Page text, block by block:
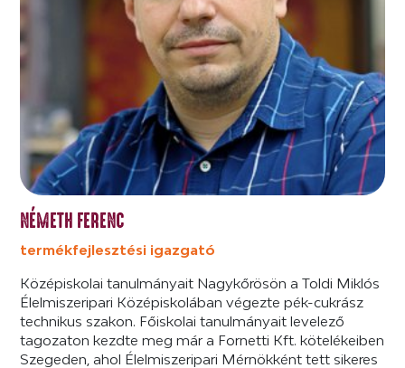
NÉMETH FERENC
termékfejlesztési igazgató
Középiskolai tanulmányait Nagykőrösön a Toldi Miklós
Élelmiszeripari Középiskolában végezte pék-cukrász
technikus szakon. Főiskolai tanulmányait levelező
tagozaton kezdte meg már a Fornetti Kft. kötelékeiben
Szegeden, ahol Élelmiszeripari Mérnökként tett sikeres